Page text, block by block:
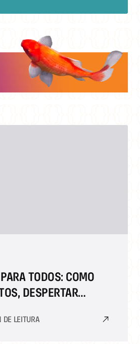
TODOS: COMO
DESPERTAR
DE LEITURA